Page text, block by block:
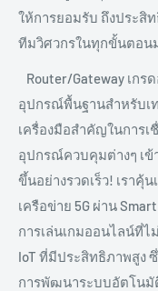
ให้การยอมรับ ถึงประ
ทีมวิศวกรในทุกขั้นตอน
Router/Gateway เกร
อุปกรณ์พื้นฐานสำหรับเ
เครื่องมือสำคัญในการเ
อุปกรณ์ควบคุมต่างๆ เข้
ขึ้นอย่างรวดเร็ว! เราคุ้
เครือข่าย 5G ผ่าน
การเล่นเกมออนไลน์ที่
IoT ที่มีประสิทธิภาพสูง
การพัฒนาระบบอัตโนมั